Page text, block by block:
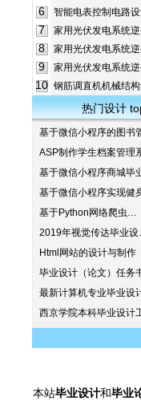
6 智能电表控制电路
7 家用光伏发电系统
8 家用光伏发电系统
9 家用光伏发电系统
10 钢筋调直机机械结
热门设计
基于微信小程序的图书
ASP制作学生档案管理
基于微信小程序商城毕
基于微信小程序实现健
基于Python网络爬虫…
2019年视觉传达毕业
Html网站的设计与制作
毕业设计（论文）任务
最新计算机专业毕业设
西京学院本科毕业设计
本站毕业设计和毕业